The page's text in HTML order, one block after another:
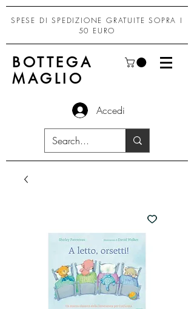
SPESE DI SPEDIZIONE GRATUITE SOPRA I
50 EURO
BOTTEGA
MAGLIO
Accedi